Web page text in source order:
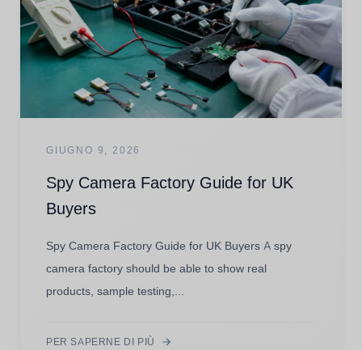
GIUGNO 9, 2026
Spy Camera Factory Guide for UK
Buyers
Spy Camera Factory Guide for UK Buyers A spy
camera factory should be able to show real
products, sample testing,...
PER SAPERNE DI PIÙ